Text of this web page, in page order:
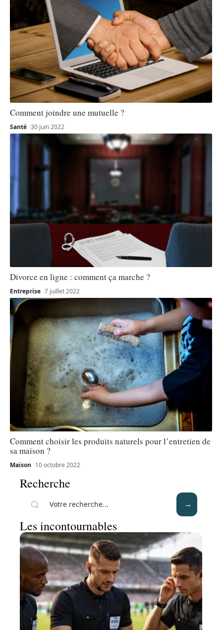
Comment joindre une mutuelle ?
Santé 30 juin 2022
Divorce en ligne : comment ça marche ?
Entreprise 7 juillet 2022
Comment choisir les produits naturels pour l’entretien de
sa maison ?
Maison 10 octobre 2022
Recherche
Les incontournables